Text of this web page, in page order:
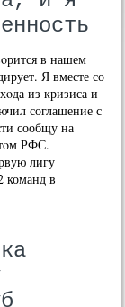
в нашем
Я вместе со
из кризиса и
соглашение с
сообщу на
РФС.
лигу
команд в